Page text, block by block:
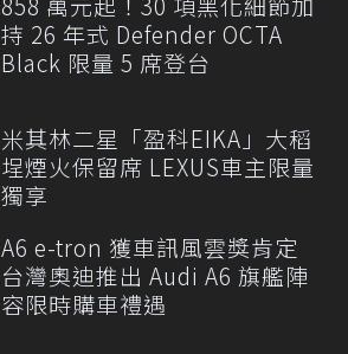
持 26 年式 Defender OCTA
Black 限量 5 席登台
米其林二星「盈科EIKA」大稻
埕煙火保留席 LEXUS車主限量
獨享
A6 e-tron 獲車訊風雲獎肯定
台灣奧迪推出 Audi A6 旗艦陣
容限時購車禮遇